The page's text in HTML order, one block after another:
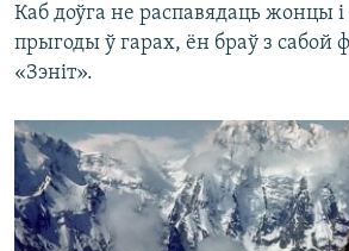
Каб доўга не распавядаць жонцы
прыгоды ў гарах, ён браў з сабой
«Зэніт».